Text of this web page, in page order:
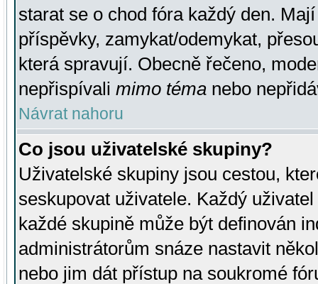
starat se o chod fóra každý den.
příspěvky, zamykat/odemykat,
která spravují. Obecně řečeno,
nepřispívali mimo téma nebo
Návrat nahoru
Co jsou uživatelské skupiny?
Uživatelské skupiny jsou cestou,
seskupovat uživatele. Každý
každé skupině může být definován
administrátorům snáze nastavit
nebo jim dát přístup na soukromé